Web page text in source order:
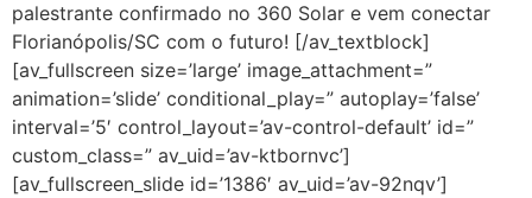
palestrante confirmado no 360 Solar e vem conectar
Florianópolis/SC com o futuro! [/av_textblock]
[av_fullscreen size=’large’ image_attachment=”
animation=’slide’ conditional_play=” autoplay=’false’
interval=’5′ control_layout=’av-control-default’ id=”
custom_class=” av_uid=’av-ktbornvc’]
[av_fullscreen_slide id=’1386′ av_uid=’av-92nqv’]